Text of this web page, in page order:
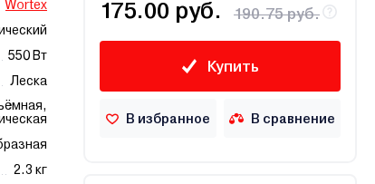
Wortex
550 Вт
Леска
2.3 кг
175.00 руб. 190.75 руб.
Купить
В избранное В сравнение